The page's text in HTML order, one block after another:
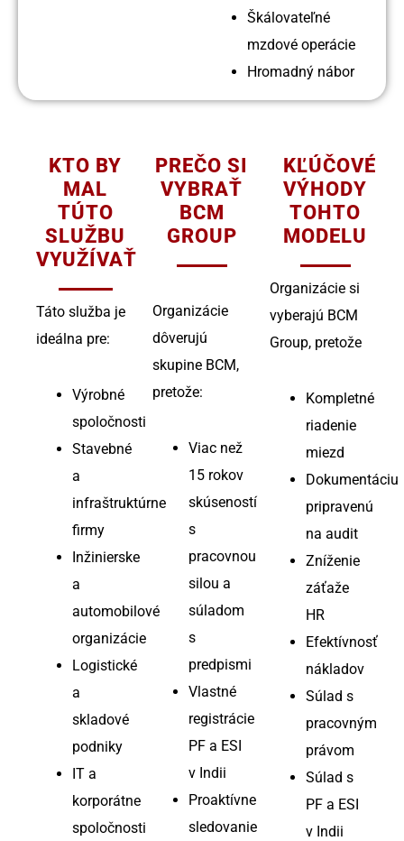
Škálovateľné
mzdové operácie
Hromadný nábor
KTO BY
MAL
TÚTO
SLUŽBU
VYUŽÍVAŤ
Táto služba je
ideálna pre:
Výrobné
spoločnosti
Stavebné
a
infraštruktúrne
firmy
Inžinierske
a
automobilové
organizácie
Logistické
a
skladové
podniky
IT a
korporátne
spoločnosti
PREČO SI
VYBRAŤ
BCM
GROUP
Organizácie
dôverujú
skupine BCM,
pretože:
Viac než
15 rokov
skúseností
s
pracovnou
silou a
súladom
s
predpismi
Vlastné
registrácie
PF a ESI
v Indii
Proaktívne
sledovanie
KĽÚČOVÉ
VÝHODY
TOHTO
MODELU
Organizácie si
vyberajú BCM
Group, pretože
Kompletné
riadenie
miezd
Dokumentáciu
pripravenú
na audit
Zníženie
záťaže
HR
Efektívnosť
nákladov
Súlad s
pracovným
právom
Súlad s
PF a ESI
v Indii